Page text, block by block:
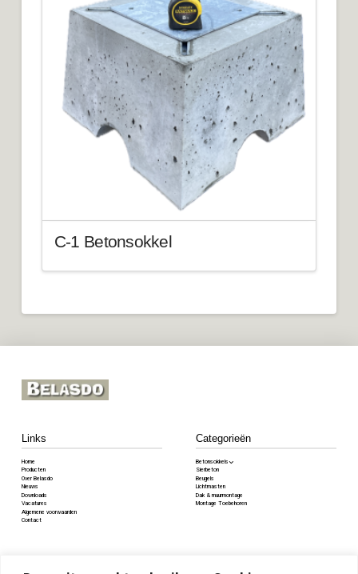
C-1 Betonsokkel
Links
Home
Producten
Over Belasdo
Nieuws
Downloads
Vacatures
Algemene voorwaarden
Contact
Categorieën
Betonsokkels
Sierbeton
Beugels
Lichtmasten
Dak & muurmontage
Montage Toebehoren